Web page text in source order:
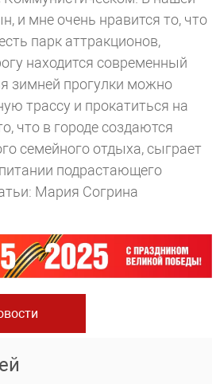
и мне очень нравится то, что
парк аттракционов,
находится современный
зимней прогулки можно
трассу и прокатиться на
что в городе создаются
семейного отдыха, сыграет
подрастающего
Мария Согрина